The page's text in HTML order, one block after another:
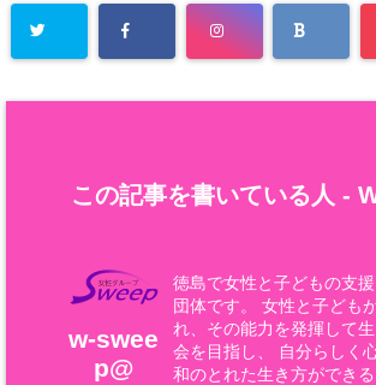
この記事を書いている人 -
w-swee
p@
徳島で女性と子どもの支
団体です。 女性と子ども
れ、その能力を発揮して
会を目指し、 自分らしく
和のとれた生き方ができ